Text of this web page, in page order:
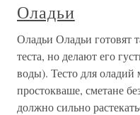
Оладьи
Оладьи Оладьи готовят
теста, но делают его
воды). Тесто для оладий
простокваше, сметане
должно сильно